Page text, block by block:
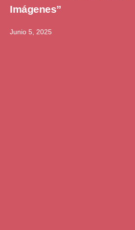
Imágenes”
Junio 5, 2025